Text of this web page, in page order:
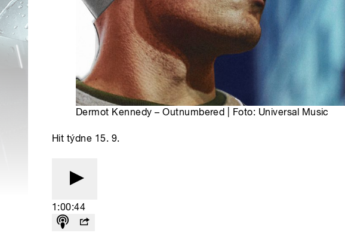
Dermot Kennedy – Outnumbered | Foto: Universal Music
Hit týdne 15. 9.
1:00:44